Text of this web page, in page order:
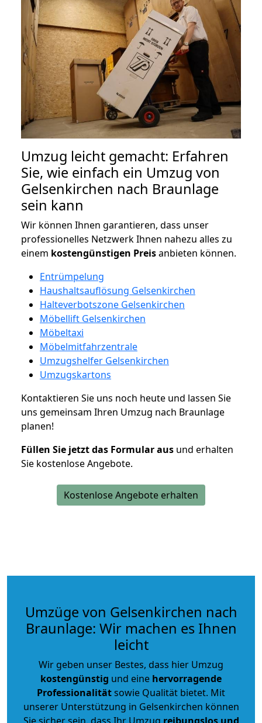
Umzug leicht gemacht: Erfahren
Sie, wie einfach ein Umzug von
Gelsenkirchen nach Braunlage
sein kann
Wir können Ihnen garantieren, dass unser
professionelles Netzwerk Ihnen nahezu alles zu
einem kostengünstigen Preisanbieten können.
Entrümpelung
Haushaltsauflösung Gelsenkirchen
Halteverbotszone Gelsenkirchen
Möbellift Gelsenkirchen
Möbeltaxi
Möbelmitfahrzentrale
Umzugshelfer Gelsenkirchen
Umzugskartons
Kontaktieren Sie uns noch heute und lassen Sie
uns gemeinsam Ihren Umzug nach Braunlage
planen!
Füllen Sie jetzt das Formular aus und erhalten
Sie kostenlose Angebote.
Kostenlose Angebote erhalten
Umzüge von Gelsenkirchen nach
Braunlage: Wir machen es Ihnen
leicht
Wir geben unser Bestes, dass hier Umzug
kostengünstig und eine hervorragende
Professionalitätsowie Qualität bietet. Mit
unserer Unterstützung in Gelsenkirchen können
Sie sicher sein, dass Ihr Umzug reibungslos und